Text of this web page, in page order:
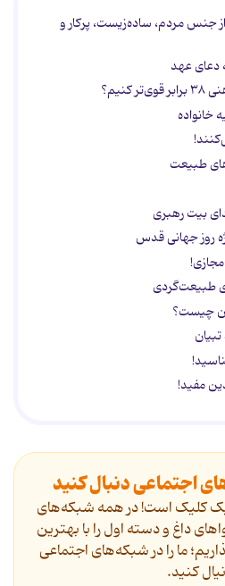
جنس مردم، ساده‌زیست، پرکار و
دعای عهد
طبیعت
بیت رهبری
روز جهانی قدس
چیست؟
مفید!
اجتماعی دنبال کنید
یک کلیک است! در همه شبکه‌های
داغ و دسته اول را با بهترین
ما را در شبکه‌های اجتماعی
کنید.